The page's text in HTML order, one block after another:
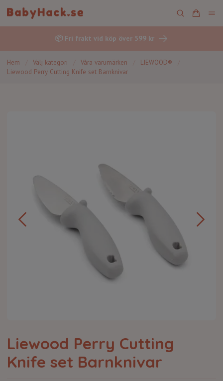
📦 Fri frakt vid köp över 599 kr
Hem Välj kategori Våra varumärken LIEWOOD®
Liewood Perry Cutting Knife set Barnknivar
Liewood Perry Cutting
Knife set Barnknivar